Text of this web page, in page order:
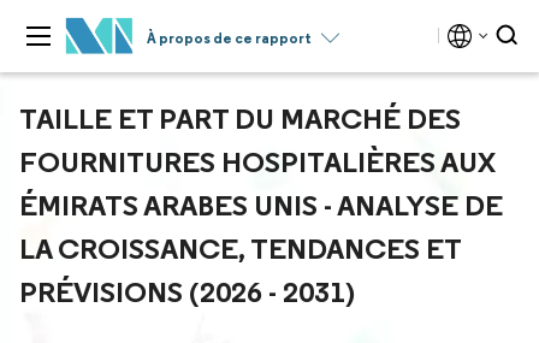
À propos de ce rapport
TAILLE ET PART DU MARCHÉ DES
FOURNITURES HOSPITALIÈRES AUX
ÉMIRATS ARABES UNIS - ANALYSE DE
LA CROISSANCE, TENDANCES ET
PRÉVISIONS (2026 - 2031)